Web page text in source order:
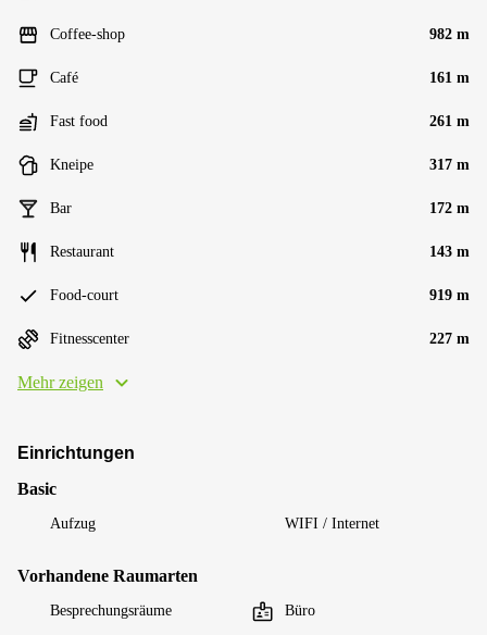
Coffee-shop 982 m
Café 161 m
Fast food 261 m
Kneipe 317 m
Bar 172 m
Restaurant 143 m
Food-court 919 m
Fitnesscenter 227 m
Mehr zeigen
Einrichtungen
Basic
Aufzug WIFI / Internet
Vorhandene Raumarten
Besprechungsräume Büro